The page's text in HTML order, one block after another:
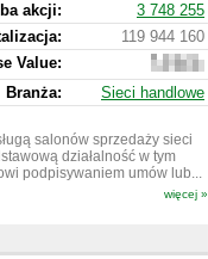
akcji:
3 748 255
119 944 160
Value:
152
160
Branża:
Sieci handlowe
salonów sprzedaży sieci
działalność w tym
podpisywaniem umów lub...
więcej »